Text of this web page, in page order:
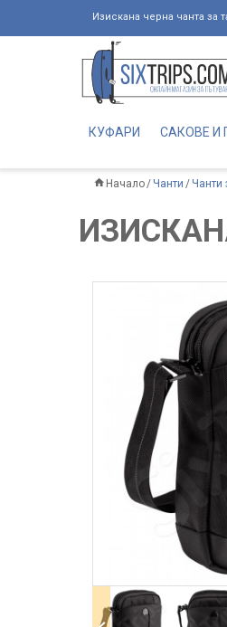
Изискана черна чанта за
КУФАРИ САКОВЕ И
Начало Чанти Чанти